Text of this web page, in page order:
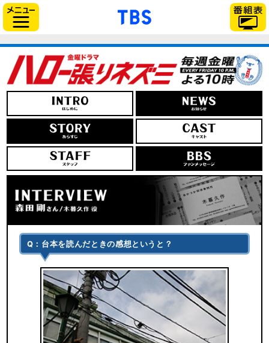
「TBSテレビ」トップ
Q：台本を読んだときの感想というと？